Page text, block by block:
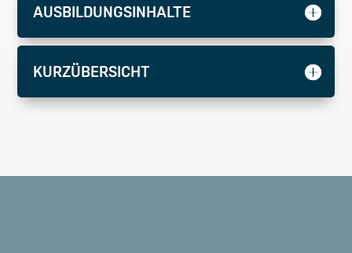
AUSBILDUNGSINHALTE
KURZÜBERSICHT